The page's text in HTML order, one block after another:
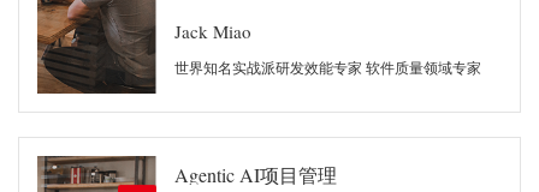
LLM在软件质量和测试领域中的最佳实践与
应用案例 需求阶段研发效能提升的最佳实践
Jack Miao
世界知名实战派研发效能专家 软件质量领域专家
Agentic AI项目管理